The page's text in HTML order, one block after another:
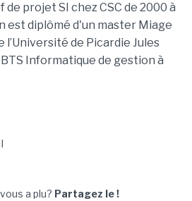
projet SI chez CSC de 2000 à
est diplômé d'un master Miage
de Picardie Jules
BTS Informatique de gestion à
a plu? Partagez le !